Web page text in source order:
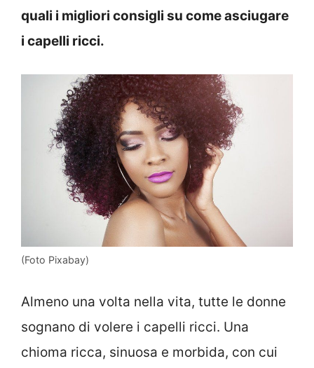
quali i migliori consigli su come asciugare
i capelli ricci.
(Foto Pixabay)
Almeno una volta nella vita, tutte le donne
sognano di volere i capelli ricci. Una
chioma ricca, sinuosa e morbida, con cui